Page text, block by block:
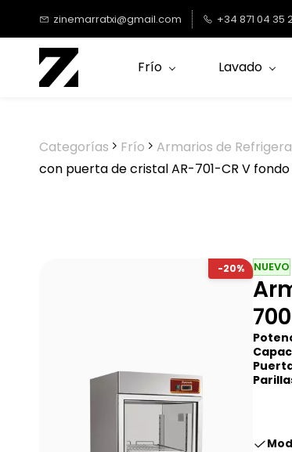
contenido
principal
zinemarratxi@gmail.com +34 871 04 35
Frío Lavado
Categorías Frío Armarios de
con puerta de cristal AR-701-CR V
-20% NUEVO